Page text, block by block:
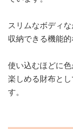
スリムなボディ
収納できる機能的
使い込むほどに
楽しめる財布と
す。